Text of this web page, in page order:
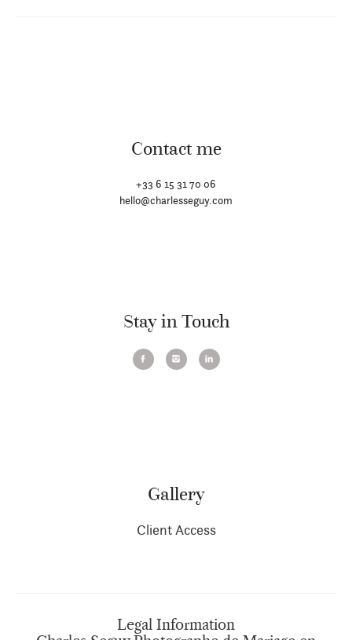
Contact me
+33 6 15 31 70 06
hello@charlesseguy.com
Stay in Touch
Gallery
Client Access
Legal Information